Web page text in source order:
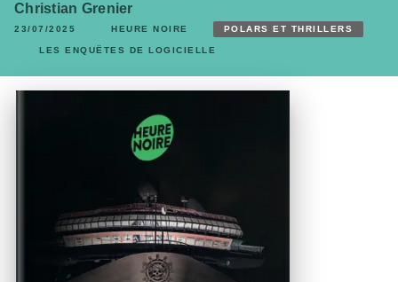
Christian Grenier
23/07/2025 HEURE NOIRE POLARS ET THRILLERS
LES ENQUÊTES DE LOGICIELLE